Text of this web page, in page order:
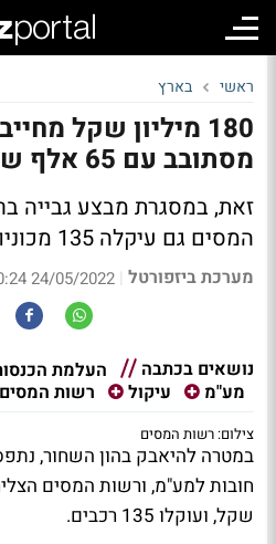
ראשי בארץ
180 מיליון שקל
מסתובב עם 65 אלף שקל בכיס?
זאת, במסגרת מבצע גבייה
המסים גם עיקלה 135 מכוניות
מערכת ביזפורטל |
24/05/2022 20:24
נושאים בכתבה העלמת
מע"מ
עיקול רשות המסים
צילום: רשות המסים
שקל, ועוקלו 135 רכבים.